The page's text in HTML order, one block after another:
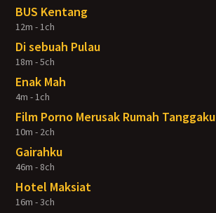
BUS Kentang
12m - 1ch
Di sebuah Pulau
18m - 5ch
Enak Mah
4m - 1ch
Film Porno Merusak Rumah Tanggaku
10m - 2ch
Gairahku
46m - 8ch
Hotel Maksiat
16m - 3ch